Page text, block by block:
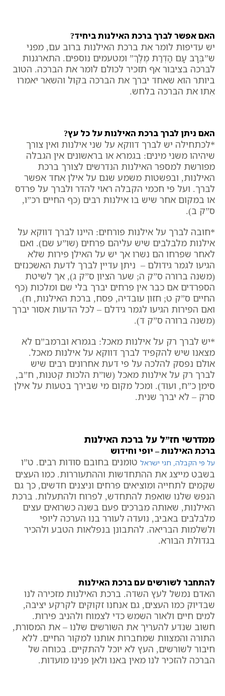
האם אפשר לברך ברכת האילנות ביחיד?
יש עדיפות לומר את ברכת האילנות ברוב עם, מפני
ש”בְּרָב עָם הַדְרַת מֶלֶךְ” ומטעמים נוספים. התארגנות
לברכה בציבור אף תזכיר לכולם לומר את הברכה. הטוב
ביותר הוא שאחד יברך את הברכה בקול והשאר יאמרו
אִתו את הברכה בלחש.
האם ניתן לברך ברכת האילנות על כל עץ?
*לכתחילה יש לברך דווקא על שני אילנות ואין צורך
שיהיהו משני מינים: בגמרא או בראשונים אין הגבלה
מפורשת למספר האילנות הנדרשים לצורך ברכת
האילנות, ובפשטות משמע שגם על אילן אחד אפשר
לברך. ועל פי חכמי הקבלה ראוי להדר ולברך על פרדס
או במקום אחר שיש בו אילנות רבים (כף החיים רכ”ו,
ס”ק ב).
*חובה לברך על אילנות פורחים: היינו לברך דווקא על
אילנות מלבלבים שיש עליהם פרחים (שו”ע שם). ואם
לאחר שפרחו הם נשרו אך יש על האילן פירות שלא
הגיעו לגמר גידולם – ניתן עדיין לברך לדעת האשכנזים
(משנה ברורה ס”ק ה; שער הציון ס”ק ג), אך לשיטת
הספרדים אם כבר אין פרחים יברך בלי שם ומלכות (כף
החיים ס”ק ט; חזון עובדיה, פסח, ברכת האילנות, ח).
ואם הפירות הגיעו לגמר גידלם – לכל הדעות אסור יברך
(משנה ברורה ס”ק ד).
*יש לברך רק על אילנות מאכל: בגמרא וברמב”ם לא
מצאנו שיש להקפיד לברך דווקא על אילנות מאכל.
אולם נפסק להלכה על פי דעת אחרונים רבים שיש
לברך רק על אילנות מאכל (שו”ת הלכות קטנות, ח”ב,
סימן כ”ח, ועוד). ומכל מקום מי שבירך בטעות על אילן
סרק – לא יברך שנית.
ממדרשי חז”ל על ברכת האילנות
ברכת האילנות – יופי וחידוש
על פי הקבלה, חגי ישראל טומנים בחובם סודות רבים. ט”ו
בשבט מייצג את ההתחדשות וההתעוררות. כמו העצים
שקמים לתחייה ומוציאים פרחים וניצנים חדשים, כך גם
הנפש שלנו שואפת להתחדש, לפרוח ולהתעלות. ברכת
האילנות, שאותה מברכים פעם בשנה כשרואים עצים
מלבלבים באביב, נועדה לעורר בנו הערכה ליופי
ולשלמות הבריאה. להתבונן בנפלאות הטבע ולהכיר
בגדולת הבורא.
להתחבר לשורשים עם ברכת האילנות
האדם נמשל לעץ השדה. ברכת האילנות מזכירה לנו
שבדיוק כמו העצים, גם אנחנו זקוקים לקרקע יציבה,
למים חיים ולאור השמש כדי לצמוח ולהניב פירות.
חשוב שנדע להעריך את השורשים שלנו – את המסורת,
התורה והמצוות שמחברות אותנו למקור החיים. ללא
חיבור לשורשים, העץ לא יוכל להתקיים. בכוחה של
הברכה להזכיר לנו מאין באנו ולאן פנינו מועדות.